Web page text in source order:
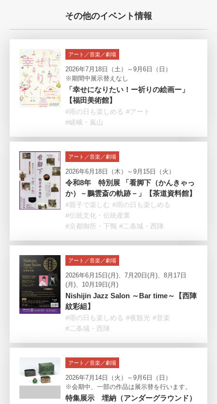
その他のイベント情報
アート／音楽／劇場
2026年7月18日（土）～9月6日（日）
※期間中展示替えなし
「幸せになりたい！ー祈りの絵画ー」
【福田美術館】
#雨の日も楽しめる #アート
#嵯峨・嵐山
アート／音楽／劇場
2026年6月18日（木）～9月15日（火）
令和8年 特別展 「看脚下（かんきゃっ
か）－鵬雲斎の軌跡－」【茶道資料館】
#親子で楽しむ #雨の日も楽しめる
#伝統文化・伝統産業
#京都御所・下鴨 #二条城・西陣
アート／音楽／劇場
2026年6月15日(月)、7月20日(月)、8月17日
(月)、10月19日(月)
Nishijin Jazz Salon ～Bar time～【西陣
紋彩組】
#雨の日も楽しめる #夜観光 #音楽
#二条城・西陣
アート／音楽／劇場
2026年7月14日（火）～9月6日（日）
※会期中、一部の作品は展示替を行います。
特集展示 埋納（アンダーグラウンド）